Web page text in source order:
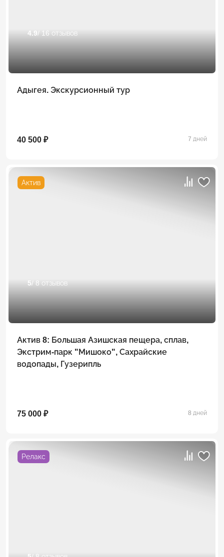
4.9/ 16 отзывов
Адыгея. Экскурсионный тур
40 500 ₽ 7 дней
Актив
5/ 8 отзывов
Актив 8: Большая Азишская пещера, сплав,
Экстрим-парк "Мишоко", Сахрайские
водопады, Гузерипль
75 000 ₽ 8 дней
Релакс